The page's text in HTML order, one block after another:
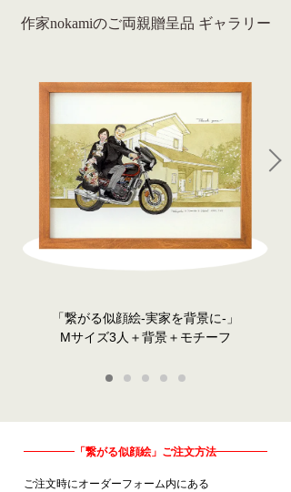
作家nokamiのご両親贈呈品 ギャラリー
「繋がる似顔絵-実家を背景に-」
Mサイズ3人＋背景＋モチーフ
「繋がる似顔絵」ご注文方法
ご注文時にオーダーフォーム内にある